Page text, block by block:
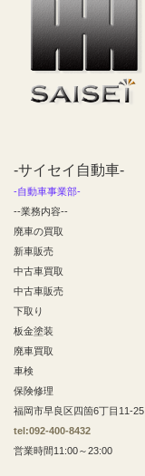
-サイセイ自動車-
-自動車事業部-
--業務内容--
廃車の買取
新車販売
中古車買取
中古車販売
下取り
板金塗装
廃車買取
車検
保険修理
福岡市早良区四箇6丁目11-25
tel:092-400-8432
営業時間11:00～23:00